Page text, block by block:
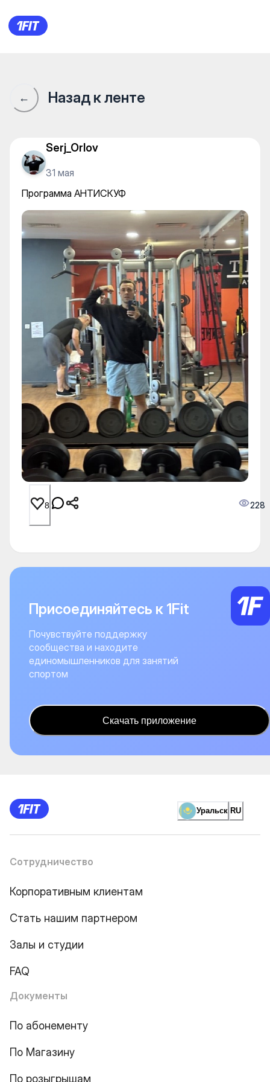
Программа АНТИСКУФ
← Назад к ленте
Serj_Orlov
31 мая
Программа АНТИСКУФ
8 228
Присоединяйтесь к 1Fit
Почувствуйте поддержку
сообщества и находите
единомышленников для занятий
спортом
Скачать приложение
Уральск RU
Сотрудничество
Корпоративным клиентам
Стать нашим партнером
Залы и студии
FAQ
Документы
По абонементу
По Магазину
По розыгрышам